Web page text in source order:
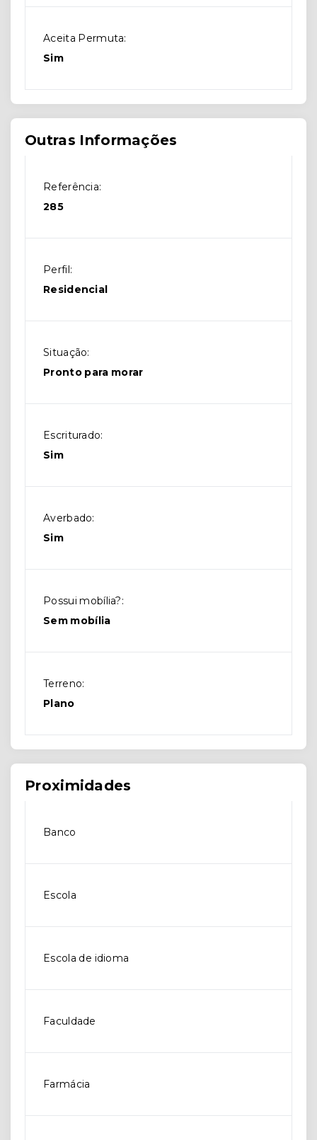
Aceita Permuta:
Sim
Outras Informações
Referência:
285
Perfil:
Residencial
Situação:
Pronto para morar
Escriturado:
Sim
Averbado:
Sim
Possui mobília?:
Sem mobília
Terreno:
Plano
Proximidades
Banco
Escola
Escola de idioma
Faculdade
Farmácia